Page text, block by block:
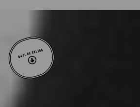
VOLTAR AO TOPO